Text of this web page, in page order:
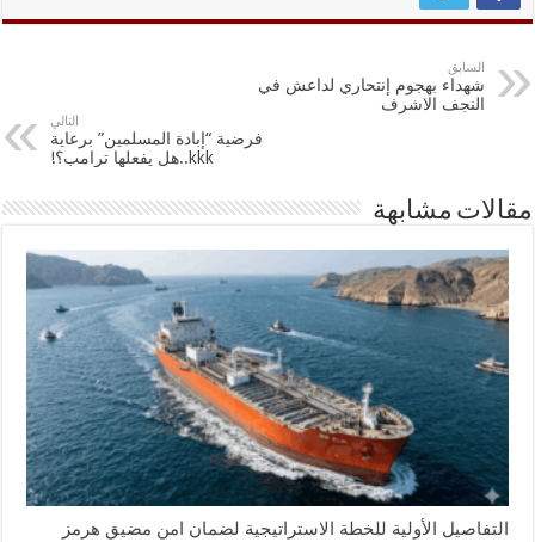
السابق
شهداء بهجوم إنتحاري لداعش في
النجف الاشرف
التالي
فرضية “إبادة المسلمين” برعاية
kkk..هل يفعلها ترامب؟!
مقالات مشابهة
التفاصيل الأولية للخطة الاستراتيجية لضمان امن مضيق هرمز